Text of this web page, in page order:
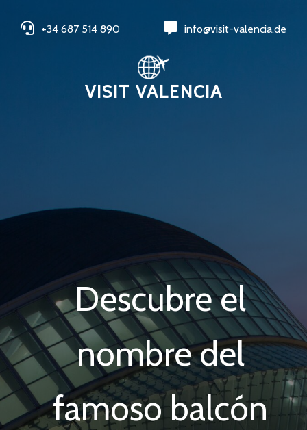
+34 687 514 890 info@visit-valencia.de
VISIT VALENCIA
Descubre el
nombre del
famoso balcón